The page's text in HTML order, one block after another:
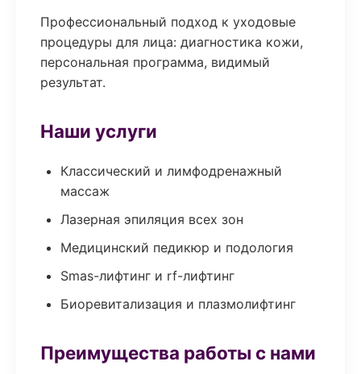
Профессиональный подход к уходовые
процедуры для лица: диагностика кожи,
персональная программа, видимый
результат.
Наши услуги
Классический и лимфодренажный
массаж
Лазерная эпиляция всех зон
Медицинский педикюр и подология
Smas-лифтинг и rf-лифтинг
Биоревитализация и плазмолифтинг
Преимущества работы с нами